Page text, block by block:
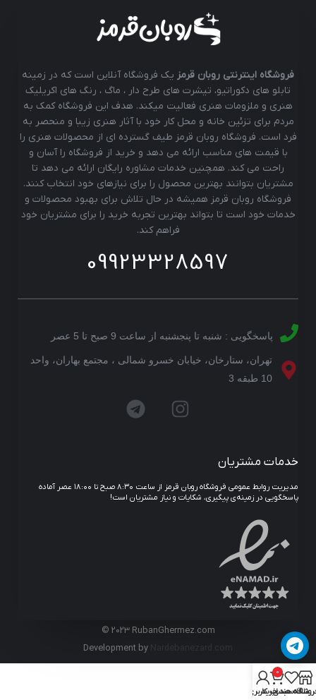
فروشگاه اینترنتی روبان قرمز یک فروشگاه آنلاین است که در زمینه
تابلو های دکوراتیو، تیشرت های طرح دار ، ماگ ، رنگ های اکریلیک
هنری و ملزومات هنری فعالیت میکند. هدف این فروشگاه کمک به
مردم برای تزئین خانه و محل کار خود با آثار هنری زیبا و منحصر به
فرد است. فروشگاه روبان قرمز طیف گسترده ای از محصولات هنری را
با قیمت های مناسب ارائه می دهد و خرید از فروشگاه را آسان و
راحت می کند. همچنین خدمات مشاوره رایگان ارائه می دهد تا
مشتریان بتوانند بهترین محصول را برای نیازهای خود انتخاب کنند.
فروشگاه روبان قرمز همیشه در حال تلاش برای بهبود محصولات و
خدمات خود است تا بتواند بهترین تجربه خرید را برای مشتریان خود
فراهم کند.
09923328597
پاسخگویی : شنبه تا پنجشنبه از ساعت 9 صبح تا 5 عصر
تهران، ستارخان، خیابان خسرو شمالی ، مجتمع بهاران، واحد
10 طبقه 3
خدمات مشتریان
مدیریت روابط عمومی فروشگاه روبان قرمز از ساعت ۸:۳۰ صبح تا ۱۸:۰۰ عصر آماده
پاسخگویی در زمینه‌ی پیگیری، شکایات و نیاز مشتریان است!
© 2023 RubanGhermez.com
Development by Nardebanezard.com
علاقه مندی
0
سبد خرید
حساب کاربری من